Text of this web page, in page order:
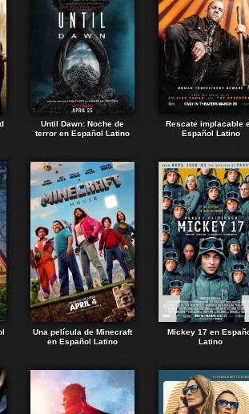
Until Dawn: Noche de
terror en Español Latino
Rescate implacable
Español Latino
Una película de Minecraft
en Español Latino
Mickey 17 en
Latino